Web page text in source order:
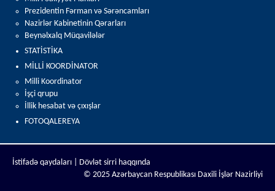
Prezidentin Fərman və Sərəncamları
Nazirlər Kabinetinin Qərarları
Beynəlxalq Müqavilələr
STATİSTİKA
MİLLİ KOORDİNATOR
Milli Koordinator
İşçi qrupu
İllik hesabat və çıxışlar
FOTOQALEREYA
İstifadə qaydaları | Dövlət sirri haqqında
© 2025 Azərbaycan Respublikası Daxili İşlər Nazirliyi